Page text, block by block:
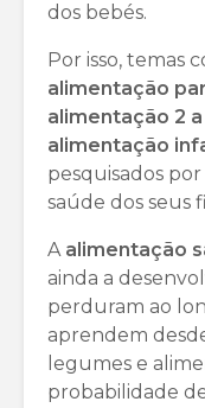
dos bebés.
Por isso, temas
alimentação
alimentação 2 a
alimentação
pesquisados
saúde dos seus
A alimentação
ainda a
perduram ao
aprendem
legumes e
probabilidade